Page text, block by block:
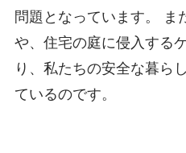
問題となっています。 ま
や、住宅の庭に侵入する
り、私たちの安全な暮ら
ているのです。